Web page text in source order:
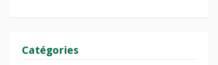
Catégories